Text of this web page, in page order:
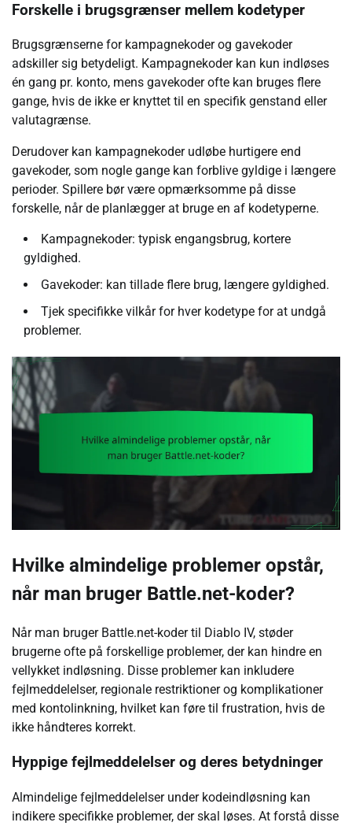
Forskelle i brugsgrænser mellem kodetyper
Brugsgrænserne for kampagnekoder og gavekoder
adskiller sig betydeligt. Kampagnekoder kan kun indløses
én gang pr. konto, mens gavekoder ofte kan bruges flere
gange, hvis de ikke er knyttet til en specifik genstand eller
valutagrænse.
Derudover kan kampagnekoder udløbe hurtigere end
gavekoder, som nogle gange kan forblive gyldige i længere
perioder. Spillere bør være opmærksomme på disse
forskelle, når de planlægger at bruge en af kodetyperne.
Kampagnekoder: typisk engangsbrug, kortere
gyldighed.
Gavekoder: kan tillade flere brug, længere gyldighed.
Tjek specifikke vilkår for hver kodetype for at undgå
problemer.
Hvilke almindelige problemer opstår,
når man bruger Battle.net-koder?
Når man bruger Battle.net-koder til Diablo IV, støder
brugerne ofte på forskellige problemer, der kan hindre en
vellykket indløsning. Disse problemer kan inkludere
fejlmeddelelser, regionale restriktioner og komplikationer
med kontolinkning, hvilket kan føre til frustration, hvis de
ikke håndteres korrekt.
Hyppige fejlmeddelelser og deres betydninger
Almindelige fejlmeddelelser under kodeindløsning kan
indikere specifikke problemer, der skal løses. At forstå disse